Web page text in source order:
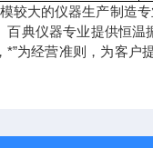
较大的仪器生产制造
百典仪器专业提供恒
*”为经营准则，为客